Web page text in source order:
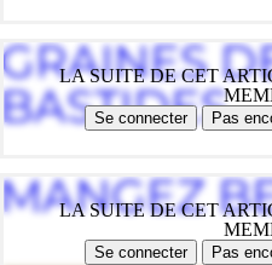
LA SUITE DE CET
Se connecter Pas
GRAINES
BASTIDES
LA SUITE DE CET
Se connecter Pas
MANGEZ